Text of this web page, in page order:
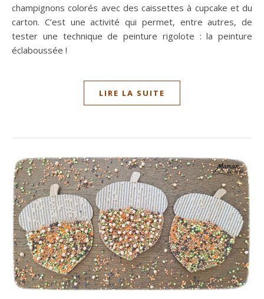
champignons colorés avec des caissettes à cupcake et du
carton. C’est une activité qui permet, entre autres, de
tester une technique de peinture rigolote : la peinture
éclaboussée !
LIRE LA SUITE